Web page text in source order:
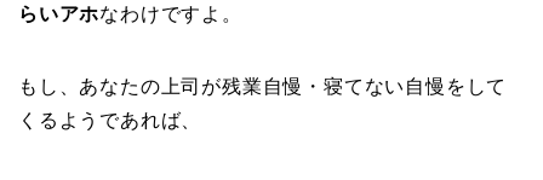
らいアホなわけですよ。
もし、あなたの上司が残業自慢・寝てない自慢をして
くるようであれば、